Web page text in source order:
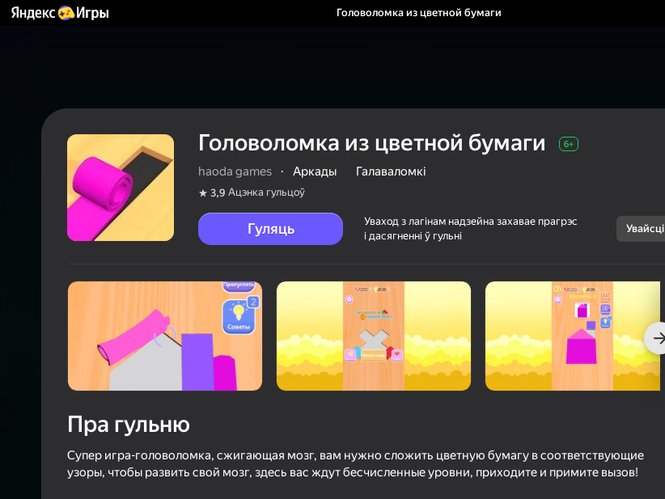
Головоломка из цветной бумаги
Головоломка из
6+
haoda games
Аркады
Галаваломкі
3,9
Гуляць
Головоломка из цветной бумаги 6+
haoda games · Аркады Галаваломкі
3,9 Ацэнка гульцоў
Гуляць
Уваход з лагінам надзейна захавае прагрэс
і дасягненні ў гульні
Увайсці
Пра гульню
Супер игра-головоломка, сжигающая мозг, вам нужно сложить цветную бумагу в соответствующие
узоры, чтобы развить свой мозг, здесь вас ждут бесчисленные уровни, приходите и примите вызов!